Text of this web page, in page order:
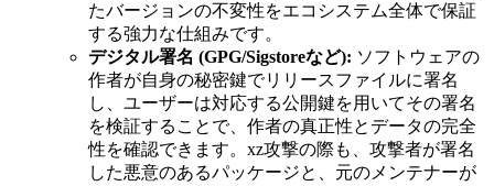
たバージョンの不変性をエコシステム全体で保証
する強力な仕組みです。
デジタル署名 (GPG/Sigstoreなど): ソフトウェアの
作者が自身の秘密鍵でリリースファイルに署名
し、ユーザーは対応する公開鍵を用いてその署名
を検証することで、作者の真正性とデータの完全
性を確認できます。xz攻撃の際も、攻撃者が署名
した悪意のあるパッケージと、元のメンテナーが